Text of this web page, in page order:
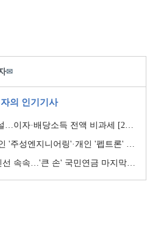
✉
의 인기기사
배당소득 전액 비과세 [2026 세제개편안]
인 '펩트론' 1위 [주간 코스닥 순매수- 2026년 7월27일~7월31일]
속속…'큰 손' 국민연금 마지막 타자